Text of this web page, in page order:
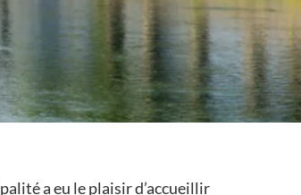
a eu le plaisir d’accueillir